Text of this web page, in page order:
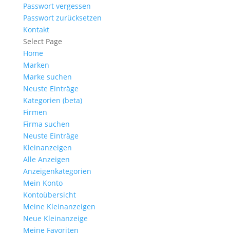
Passwort vergessen
Passwort zurücksetzen
Kontakt
Select Page
Home
Marken
Marke suchen
Neuste Einträge
Kategorien (beta)
Firmen
Firma suchen
Neuste Einträge
Kleinanzeigen
Alle Anzeigen
Anzeigen­kategorien
Mein Konto
Kontoübersicht
Meine Kleinanzeigen
Neue Kleinanzeige
Meine Favoriten